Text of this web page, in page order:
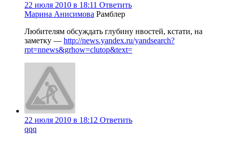
22 июля 2010 в 18:11 Ответить
Марина Анисимова Рамблер
Любителям обсуждать глубину нвостей, кстати, на
заметку — http://news.yandex.ru/yandsearch?
rpt=nnews&grhow=clutop&text=
22 июля 2010 в 18:12 Ответить
qqq